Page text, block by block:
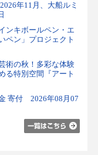
年11月、大船ルミ
ンキボールペン・エ
ン」プロジェクト
術の秋！多彩な体験
特別空間『アート
寄付 2026年08月07